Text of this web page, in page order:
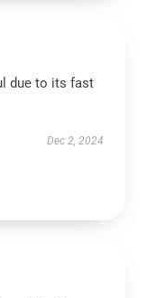
due to its fast
Dec 2, 2024